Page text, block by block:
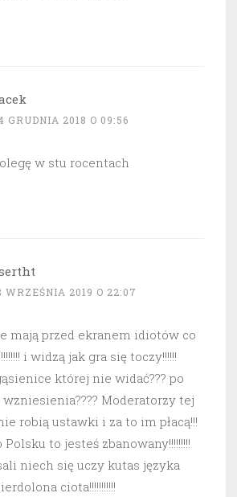
GRUDNIA 2018 O 09:56
w stu rocentach
WRZEŚNIA 2019 O 22:07
mają przed ekranem idiotów co
i widzą jak gra się toczy!!!!!!
której nie widać??? po
Moderatorzy tej
robią ustawki i za to im płacą!!!
to jesteś zbanowany!!!!!!!!!
niech się uczy kutas języka
ciota!!!!!!!!!!!